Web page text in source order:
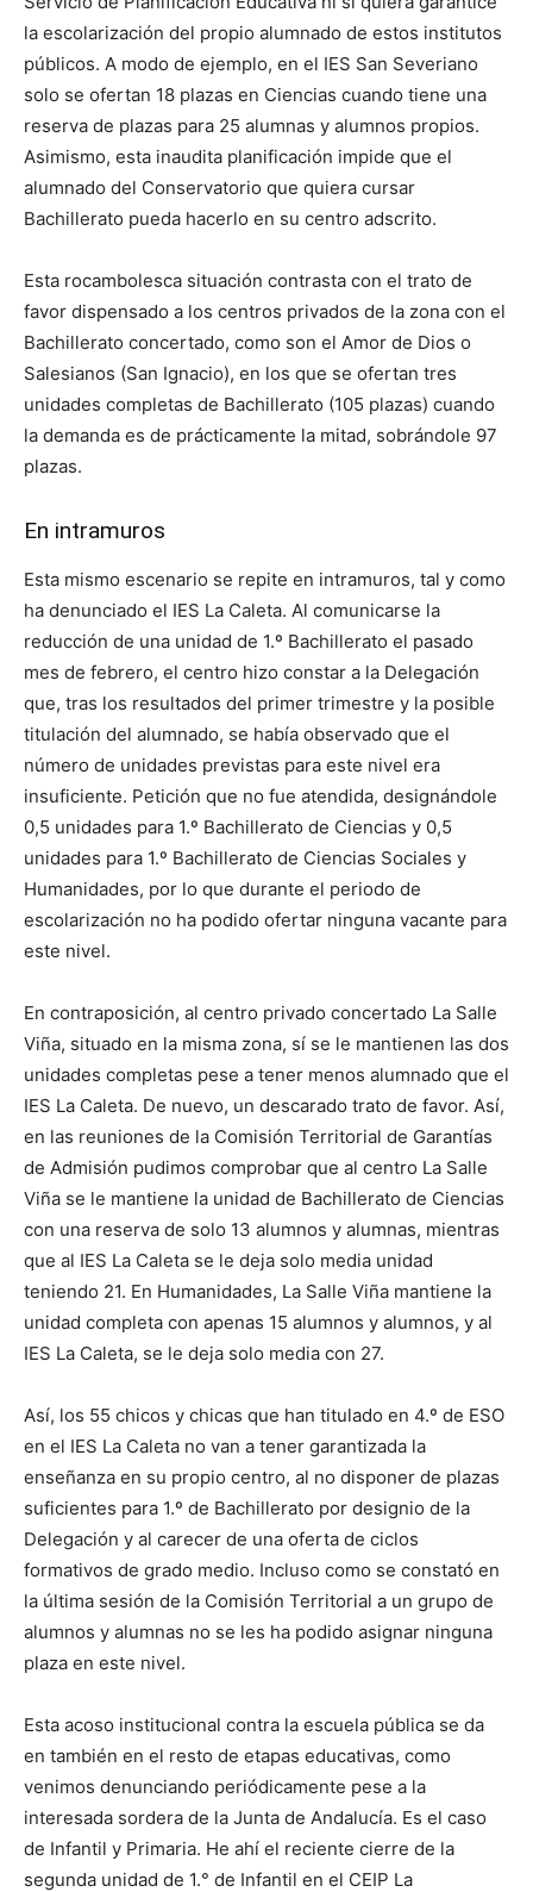
la escolarización del propio alumnado de estos institutos
públicos. A modo de ejemplo, en el IES San Severiano
solo se ofertan 18 plazas en Ciencias cuando tiene una
reserva de plazas para 25 alumnas y alumnos propios.
Asimismo, esta inaudita planificación impide que el
alumnado del Conservatorio que quiera cursar
Bachillerato pueda hacerlo en su centro adscrito.
Esta rocambolesca situación contrasta con el trato de
favor dispensado a los centros privados de la zona con el
Bachillerato concertado, como son el Amor de Dios o
Salesianos (San Ignacio), en los que se ofertan tres
unidades completas de Bachillerato (105 plazas) cuando
la demanda es de prácticamente la mitad, sobrándole 97
plazas.
En intramuros
Esta mismo escenario se repite en intramuros, tal y como
ha denunciado el IES La Caleta. Al comunicarse la
reducción de una unidad de 1.º Bachillerato el pasado
mes de febrero, el centro hizo constar a la Delegación
que, tras los resultados del primer trimestre y la posible
titulación del alumnado, se había observado que el
número de unidades previstas para este nivel era
insuficiente. Petición que no fue atendida, designándole
0,5 unidades para 1.º Bachillerato de Ciencias y 0,5
unidades para 1.º Bachillerato de Ciencias Sociales y
Humanidades, por lo que durante el periodo de
escolarización no ha podido ofertar ninguna vacante para
este nivel.
En contraposición, al centro privado concertado La Salle
Viña, situado en la misma zona, sí se le mantienen las dos
unidades completas pese a tener menos alumnado que el
IES La Caleta. De nuevo, un descarado trato de favor. Así,
en las reuniones de la Comisión Territorial de Garantías
de Admisión pudimos comprobar que al centro La Salle
Viña se le mantiene la unidad de Bachillerato de Ciencias
con una reserva de solo 13 alumnos y alumnas, mientras
que al IES La Caleta se le deja solo media unidad
teniendo 21. En Humanidades, La Salle Viña mantiene la
unidad completa con apenas 15 alumnos y alumnos, y al
IES La Caleta, se le deja solo media con 27.
Así, los 55 chicos y chicas que han titulado en 4.º de ESO
en el IES La Caleta no van a tener garantizada la
enseñanza en su propio centro, al no disponer de plazas
suficientes para 1.º de Bachillerato por designio de la
Delegación y al carecer de una oferta de ciclos
formativos de grado medio. Incluso como se constató en
la última sesión de la Comisión Territorial a un grupo de
alumnos y alumnas no se les ha podido asignar ninguna
plaza en este nivel.
Esta acoso institucional contra la escuela pública se da
en también en el resto de etapas educativas, como
venimos denunciando periódicamente pese a la
interesada sordera de la Junta de Andalucía. Es el caso
de Infantil y Primaria. He ahí el reciente cierre de la
segunda unidad de 1.° de Infantil en el CEIP La